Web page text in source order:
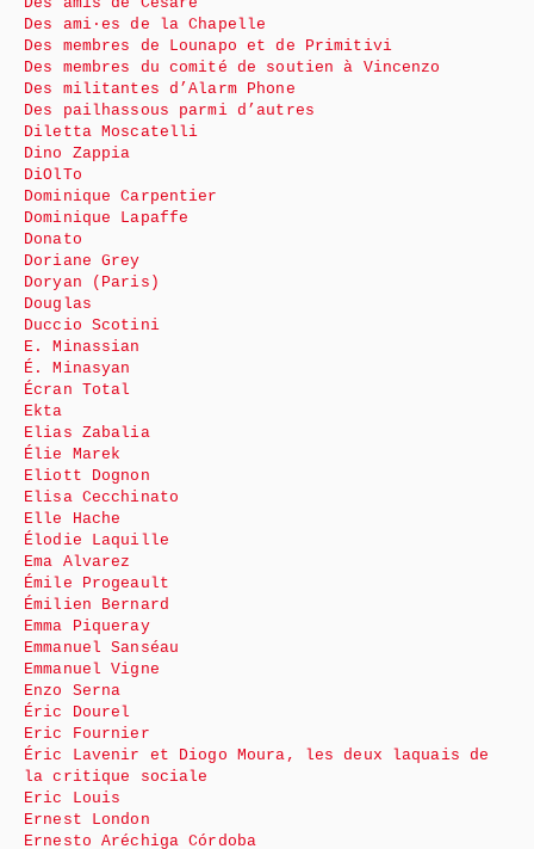
Des ami·es de la Chapelle
Des membres de Lounapo et de Primitivi
Des membres du comité de soutien à Vincenzo
Des militantes d’Alarm Phone
Des pailhassous parmi d’autres
Diletta Moscatelli
Dino Zappia
DiOlTo
Dominique Carpentier
Dominique Lapaffe
Donato
Doriane Grey
Doryan (Paris)
Douglas
Duccio Scotini
E. Minassian
É. Minasyan
Écran Total
Ekta
Elias Zabalia
Élie Marek
Eliott Dognon
Elisa Cecchinato
Elle Hache
Élodie Laquille
Ema Alvarez
Émile Progeault
Émilien Bernard
Emma Piqueray
Emmanuel Sanséau
Emmanuel Vigne
Enzo Serna
Éric Dourel
Eric Fournier
Éric Lavenir et Diogo Moura, les deux laquais de
la critique sociale
Eric Louis
Ernest London
Ernesto Aréchiga Córdoba